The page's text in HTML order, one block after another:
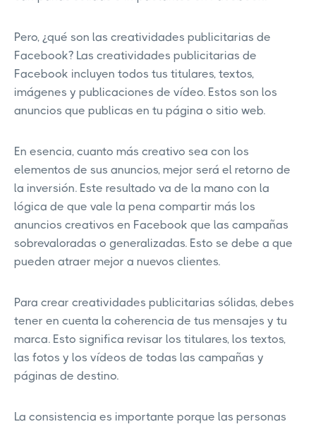
Pero, ¿qué son las creatividades publicitarias de
Facebook? Las creatividades publicitarias de
Facebook incluyen todos tus titulares, textos,
imágenes y publicaciones de vídeo. Estos son los
anuncios que publicas en tu página o sitio web.
En esencia, cuanto más creativo sea con los
elementos de sus anuncios, mejor será el retorno de
la inversión. Este resultado va de la mano con la
lógica de que vale la pena compartir más los
anuncios creativos en Facebook que las campañas
sobrevaloradas o generalizadas. Esto se debe a que
pueden atraer mejor a nuevos clientes.
Para crear creatividades publicitarias sólidas, debes
tener en cuenta la coherencia de tus mensajes y tu
marca. Esto significa revisar los titulares, los textos,
las fotos y los vídeos de todas las campañas y
páginas de destino.
La consistencia es importante porque las personas